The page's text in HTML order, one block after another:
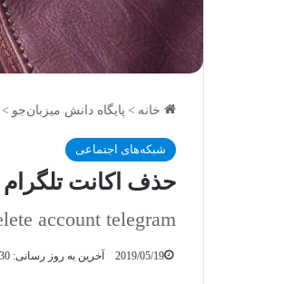
خانه > پایگاه دانش میزبان‌جو >
شبکه‌های اجتماعی
حذف اکانت تلگرام
account telegram
2019/05/19 آخرین به روز رسانی: 2019/05/30